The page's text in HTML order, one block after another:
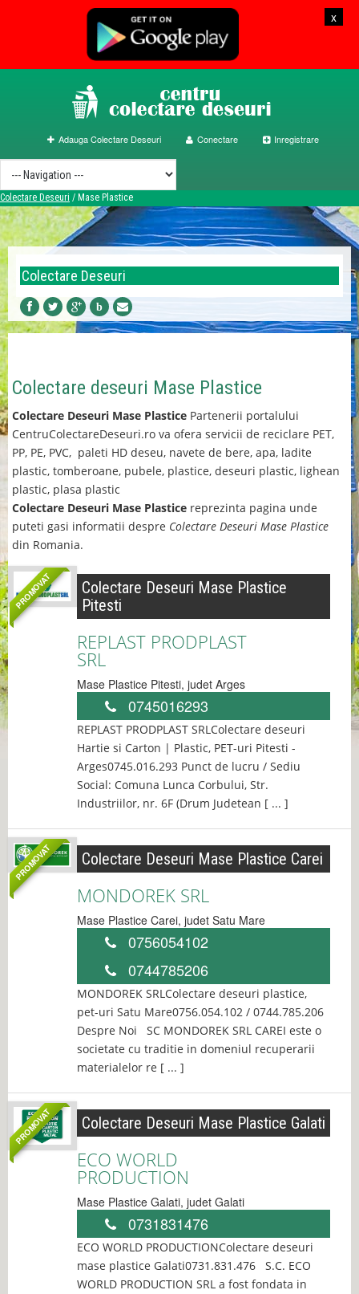
x
Adauga Colectare Deseuri Conectare Inregistrare
Colectare Deseuri / Mase Plastice
Colectare Deseuri
b
Colectare deseuri Mase Plastice
Colectare Deseuri Mase Plastice Partenerii portalului
CentruColectareDeseuri.ro va ofera servicii de reciclare PET,
PP, PE, PVC, paleti HD deseu, navete de bere, apa, ladite
plastic, tomberoane, pubele, plastice, deseuri plastic, lighean
plastic, plasa plastic
Colectare Deseuri Mase Plastice reprezinta pagina unde
puteti gasi informatii despre Colectare Deseuri Mase Plastice
din Romania.
PROMOVAT
Colectare Deseuri Mase Plastice
Pitesti
REPLAST PRODPLAST
SRL
Mase Plastice Pitesti, judet Arges
0745016293
REPLAST PRODPLAST SRLColectare deseuri
Hartie si Carton | Plastic, PET-uri Pitesti -
Arges0745.016.293 Punct de lucru / Sediu
Social: Comuna Lunca Corbului, Str.
Industriilor, nr. 6F (Drum Judetean [ ... ]
PROMOVAT Colectare Deseuri Mase Plastice Carei
MONDOREK SRL
Mase Plastice Carei, judet Satu Mare
0756054102
0744785206
MONDOREK SRLColectare deseuri plastice,
pet-uri Satu Mare0756.054.102 / 0744.785.206
Despre Noi SC MONDOREK SRL CAREI este o
societate cu traditie in domeniul recuperarii
materialelor re [ ... ]
PROMOVAT Colectare Deseuri Mase Plastice Galati
ECO WORLD
PRODUCTION
Mase Plastice Galati, judet Galati
0731831476
ECO WORLD PRODUCTIONColectare deseuri
mase plastice Galati0731.831.476 S.C. ECO
WORLD PRODUCTION SRL a fost fondata in